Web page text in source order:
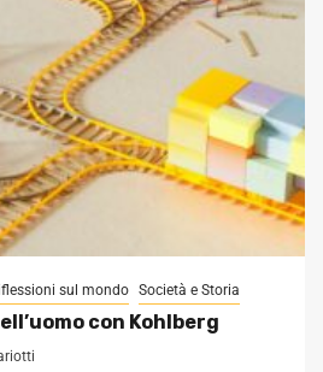
sul mondo Società e Storia
con Kohlberg